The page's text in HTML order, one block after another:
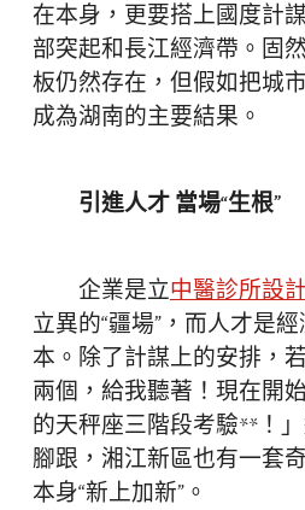
在本身，更要搭上國度計
部突起和長江經濟帶。固
板仍然存在，但假如把城
成為湖南的主要結果。
引進人才 當場“生根”
企業是立中醫診所設計
立異的“疆場”，而人才是
本。除了計謀上的安排，
兩個，給我聽著！現在開
的天秤座三階段考驗**！
腳跟，湘江新區也有一套
本身“新上加新”。